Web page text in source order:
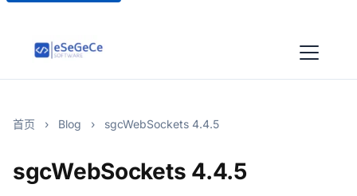
首页 › Blog › sgcWebSockets 4.4.5
sgcWebSockets 4.4.5